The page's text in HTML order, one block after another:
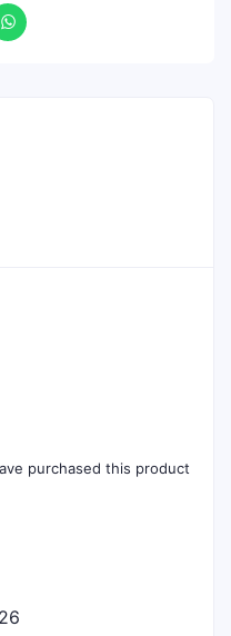
purchased this product